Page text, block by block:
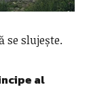
se slujește.
al